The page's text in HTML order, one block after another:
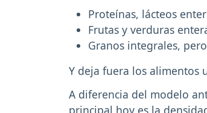
Proteínas, lácteos
Frutas y verduras
Granos integrales,
Y deja fuera los alimentos
A diferencia del modelo
principal hoy es la